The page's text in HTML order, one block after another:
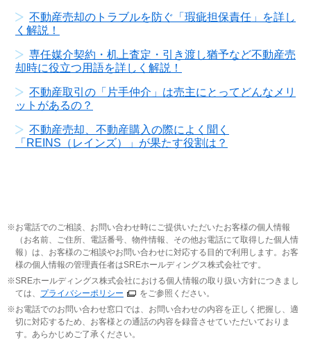
不動産売却のトラブルを防ぐ「瑕疵担保責任」を詳し
く解説！
専任媒介契約・机上査定・引き渡し猶予など不動産売
却時に役立つ用語を詳しく解説！
不動産取引の「片手仲介」は売主にとってどんなメリ
ットがあるの？
不動産売却、不動産購入の際によく聞く
「REINS（レインズ）」が果たす役割は？
お電話でのご相談、お問い合わせ時にご提供いただいたお客様の個人情報
（お名前、ご住所、電話番号、物件情報、その他お電話にて取得した個人情
報）は、お客様のご相談やお問い合わせに対応する目的で利用します。お客
様の個人情報の管理責任者はSREホールディングス株式会社です。
SREホールディングス株式会社における個人情報の取り扱い方針につきまし
ては、 プライバシーポリシー
をご参照ください。
お電話でのお問い合わせ窓口では、お問い合わせの内容を正しく把握し、適
切に対応するため、お客様との通話の内容を録音させていただいておりま
す。あらかじめご了承ください。